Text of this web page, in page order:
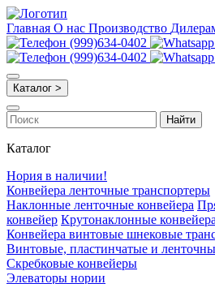
Главная О нас Производство
(999)634-0402
(999)634-0402
Каталог >
Найти
Каталог
Нория в наличии!
Конвейера ленточные транспортеры
Наклонные ленточные конвейера
конвейер Крутонаклонные конвейера
Конвейера винтовые шнековые
Винтовые, пластинчатые и
Скребковые конвейеры
Элеваторы нории